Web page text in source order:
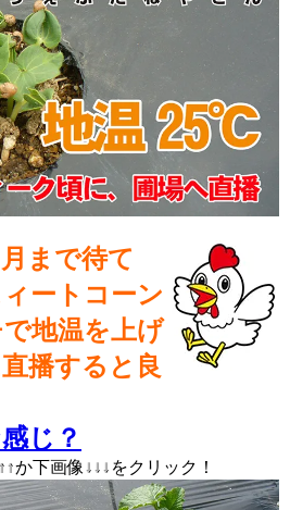
まで待て
ートコーン
地温を上げ
播すると良
じ？
か下画像↓↓↓をクリック！